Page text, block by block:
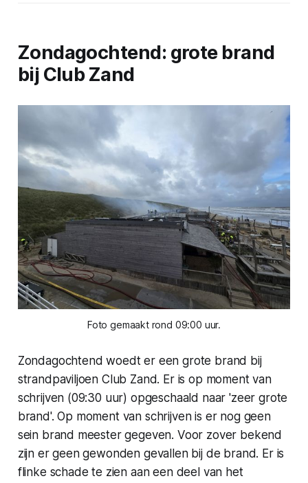
Zondagochtend: grote brand
bij Club Zand
Foto gemaakt rond 09:00 uur.
Zondagochtend woedt er een grote brand bij
strandpaviljoen Club Zand. Er is op moment van
schrijven (09:30 uur) opgeschaald naar 'zeer grote
brand'. Op moment van schrijven is er nog geen
sein brand meester gegeven. Voor zover bekend
zijn er geen gewonden gevallen bij de brand. Er is
flinke schade te zien aan een deel van het